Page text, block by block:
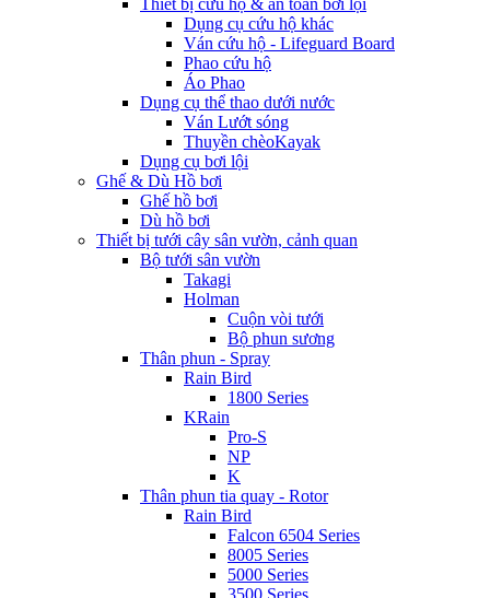
Thiết bị cứu hộ & an toàn bơi lội
Dụng cụ cứu hộ khác
Ván cứu hộ - Lifeguard Board
Phao cứu hộ
Áo Phao
Dụng cụ thể thao dưới nước
Ván Lướt sóng
Thuyền chèoKayak
Dụng cụ bơi lội
Ghế & Dù Hồ bơi
Ghế hồ bơi
Dù hồ bơi
Thiết bị tưới cây sân vườn, cảnh quan
Bộ tưới sân vườn
Takagi
Holman
Cuộn vòi tưới
Bộ phun sương
Thân phun - Spray
Rain Bird
1800 Series
KRain
Pro-S
NP
K
Thân phun tia quay - Rotor
Rain Bird
Falcon 6504 Series
8005 Series
5000 Series
3500 Series